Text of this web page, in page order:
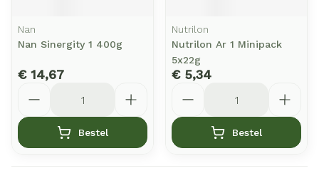
Nan
Nan Sinergity 1 400g
€ 14,67
Bestel
Nutrilon
Nutrilon Ar 1 Minipack
5x22g
€ 5,34
Bestel